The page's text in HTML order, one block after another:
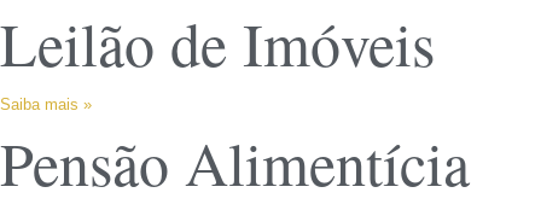
Leilão de Imóveis
Saiba mais »
Pensão Alimentícia